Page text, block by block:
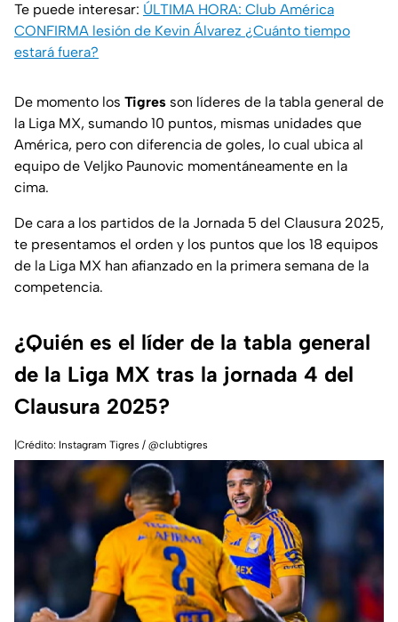
Te puede interesar: ÚLTIMA HORA: Club América
CONFIRMA lesión de Kevin Álvarez ¿Cuánto tiempo
estará fuera?
De momento los Tigres son líderes de la tabla general de
la Liga MX, sumando 10 puntos, mismas unidades que
América, pero con diferencia de goles, lo cual ubica al
equipo de Veljko Paunovic momentáneamente en la
cima.
De cara a los partidos de la Jornada 5 del Clausura 2025,
te presentamos el orden y los puntos que los 18 equipos
de la Liga MX han afianzado en la primera semana de la
competencia.
¿Quién es el líder de la tabla general
de la Liga MX tras la jornada 4 del
Clausura 2025?
|Crédito: Instagram Tigres / @clubtigres